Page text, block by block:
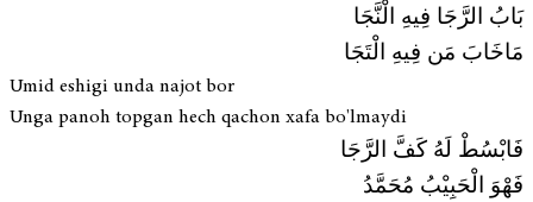
بَابُ الرَّجَا فِيهِ الْنَّجَا
مَاخَابَ مَن فِيهِ الْتَجَا
Umid eshigi unda najot bor
Unga panoh topgan hech qachon xafa bo'lmaydi
فَابْسُطْ لَهُ كَفَّ الرَّجَا
فَهْوَ الْحَبِيْبُ مُحَمَّدُ